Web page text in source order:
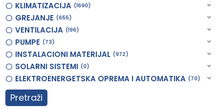
KLIMATIZACIJA 1690
GREJANJE 655
VENTILACIJA 196
PUMPE 73
INSTALACIONI MATERIJAL 972
SOLARNI SISTEMI 0
ELEKTROENERGETSKA OPREMA I AUTOMATIKA 70
Pretraži